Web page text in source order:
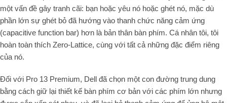
một vấn đề gây tranh cãi: bạn hoặc yêu nó hoặc ghét nó, mặc dù
phần lớn sự ghét bỏ đã hướng vào thanh chức năng cảm ứng
(capacitive function bar) hơn là bản thân bàn phím. Cá nhân tôi, tôi
hoàn toàn thích Zero-Lattice, cùng với tất cả những đặc điểm riêng
của nó.
Đối với Pro 13 Premium, Dell đã chọn một con đường trung dung
bằng cách giữ lại thiết kế bàn phím cơ bản với các phím lớn nhưng